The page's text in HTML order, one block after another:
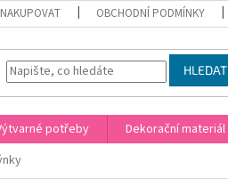
OBCHODNÍ PODMÍNKY
HLEDAT
potřeby Dekorační materiál